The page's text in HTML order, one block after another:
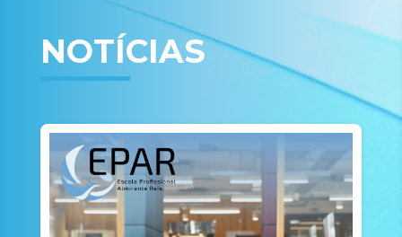
NOTÍCIAS